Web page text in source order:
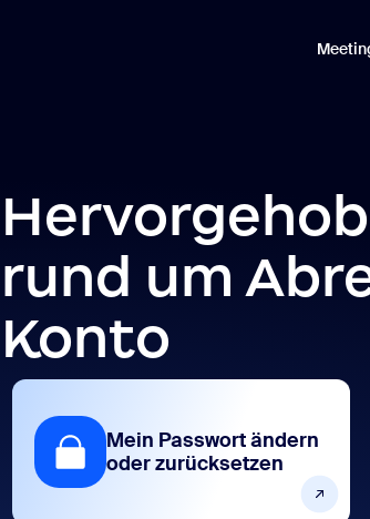
rund um
Konto
Mein Passwort ändern
oder zurücksetzen